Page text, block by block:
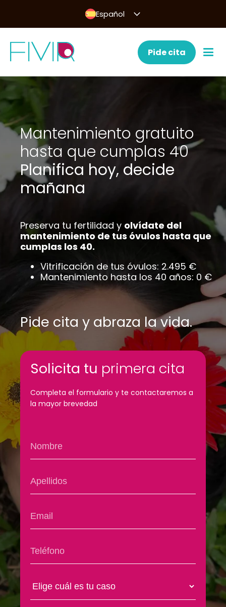
Español
Pide cita
Mantenimiento gratuito
hasta que cumplas 40
Planifica hoy, decide
mañana
Preserva tu fertilidad y olvídate del
mantenimiento de tus óvulos hasta que
cumplas los 40.
Vitrificación de tus óvulos: 2.495 €
Mantenimiento hasta los 40 años: 0 €
Pide cita y abraza la vida.
Solicita tu primera cita
Completa el formulario y te contactaremos a
la mayor brevedad